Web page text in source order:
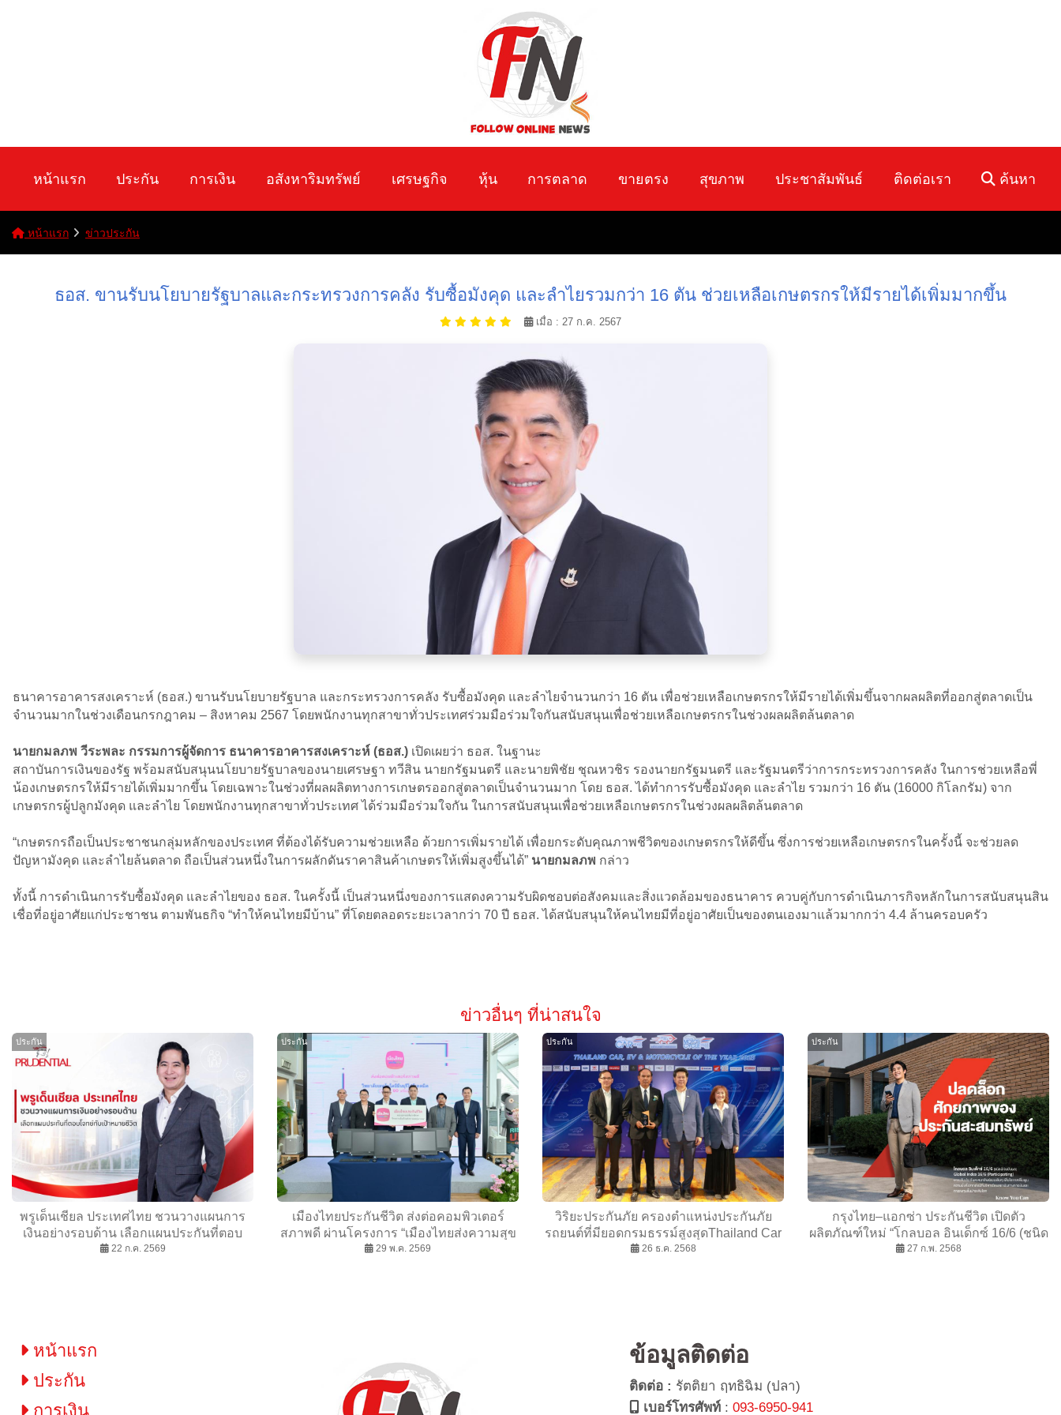
หน้าแรก ประกัน การเงิน อสังหาริมทรัพย์ เศรษฐกิจ หุ้น การตลาด ขายตรง สุขภาพ ประชาสัมพันธ์ ติดต่อเรา ค้นหา
หน้าแรก ข่าวประกัน
ธอส. ขานรับนโยบายรัฐบาลและกระทรวงการคลัง รับซื้อมังคุด และลำไยรวมกว่า 16 ตัน ช่วยเหลือเกษตรกรให้มีรายได้เพิ่มมากขึ้น
เมื่อ : 27 ก.ค. 2567
ธนาคารอาคารสงเคราะห์ (ธอส.) ขานรับนโยบายรัฐบาล และกระทรวงการคลัง รับซื้อมังคุด และลำไยจำนวนกว่า 16 ตัน เพื่อช่วยเหลือเกษตรกรให้มีรายได้เพิ่มขึ้นจากผลผลิตที่ออกสู่ตลาดเป็น
จำนวนมากในช่วงเดือนกรกฎาคม – สิงหาคม 2567 โดยพนักงานทุกสาขาทั่วประเทศร่วมมือร่วมใจกันสนับสนุนเพื่อช่วยเหลือเกษตรกรในช่วงผลผลิตล้นตลาด
นายกมลภพ วีระพละ กรรมการผู้จัดการ ธนาคารอาคารสงเคราะห์ (ธอส.) เปิดเผยว่า ธอส. ในฐานะ
สถาบันการเงินของรัฐ พร้อมสนับสนุนนโยบายรัฐบาลของนายเศรษฐา ทวีสิน นายกรัฐมนตรี และนายพิชัย ชุณหวชิร รองนายกรัฐมนตรี และรัฐมนตรีว่าการกระทรวงการคลัง ในการช่วยเหลือพี่
น้องเกษตรกรให้มีรายได้เพิ่มมากขึ้น โดยเฉพาะในช่วงที่ผลผลิตทางการเกษตรออกสู่ตลาดเป็นจำนวนมาก โดย ธอส. ได้ทำการรับซื้อมังคุด และลำไย รวมกว่า 16 ตัน (16000 กิโลกรัม) จาก
เกษตรกรผู้ปลูกมังคุด และลำไย โดยพนักงานทุกสาขาทั่วประเทศ ได้ร่วมมือร่วมใจกัน ในการสนับสนุนเพื่อช่วยเหลือเกษตรกรในช่วงผลผลิตล้นตลาด
“เกษตรกรถือเป็นประชาชนกลุ่มหลักของประเทศ ที่ต้องได้รับความช่วยเหลือ ด้วยการเพิ่มรายได้ เพื่อยกระดับคุณภาพชีวิตของเกษตรกรให้ดีขึ้น ซึ่งการช่วยเหลือเกษตรกรในครั้งนี้ จะช่วยลด
ปัญหามังคุด และลำไยล้นตลาด ถือเป็นส่วนหนึ่งในการผลักดันราคาสินค้าเกษตรให้เพิ่มสูงขึ้นได้” นายกมลภพ กล่าว
ทั้งนี้ การดำเนินการรับซื้อมังคุด และลำไยของ ธอส. ในครั้งนี้ เป็นส่วนหนึ่งของการแสดงความรับผิดชอบต่อสังคมและสิ่งแวดล้อมของธนาคาร ควบคู่กับการดำเนินภารกิจหลักในการสนับสนุนสิน
เชื่อที่อยู่อาศัยแก่ประชาชน ตามพันธกิจ “ทำให้คนไทยมีบ้าน” ที่โดยตลอดระยะเวลากว่า 70 ปี ธอส. ได้สนับสนุนให้คนไทยมีที่อยู่อาศัยเป็นของตนเองมาแล้วมากกว่า 4.4 ล้านครอบครัว
ข่าวอื่นๆ ที่น่าสนใจ
ประกัน
พรูเด็นเชียล ประเทศไทย ชวนวางแผนการ
เงินอย่างรอบด้าน เลือกแผนประกันที่ตอบ
โจทย์กับเป้าหมายชีวิต
22 ก.ค. 2569
ประกัน
เมืองไทยประกันชีวิต ส่งต่อคอมพิวเตอร์
สภาพดี ผ่านโครงการ “เมืองไทยส่งความสุข
สู่เยาวชน” ให้แก่วิทยาลัยเทคโนโลยีมีนบุรี
29 พ.ค. 2569
ประกัน
วิริยะประกันภัย ครองตำแหน่งประกันภัย
รถยนต์ที่มียอดกรมธรรม์สูงสุดThailand Car
& Motorcycle Marketing Awards 2025
26 ธ.ค. 2568
ประกัน
กรุงไทย–แอกซ่า ประกันชีวิต เปิดตัว
ผลิตภัณฑ์ใหม่ “โกลบอล อินเด็กซ์ 16/6 (ชนิด
มีเงินปันผล)” ปลดล็อกศักยภาพของประกัน
27 ก.พ. 2568
หน้าแรก
ประกัน
การเงิน
ข้อมูลติดต่อ
ติดต่อ : รัตติยา ฤทธิฉิม (ปลา)
เบอร์โทรศัพท์ :093-6950-941